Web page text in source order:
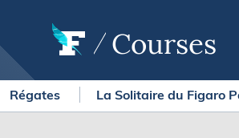
Courses
Régates La Solitaire du Figaro